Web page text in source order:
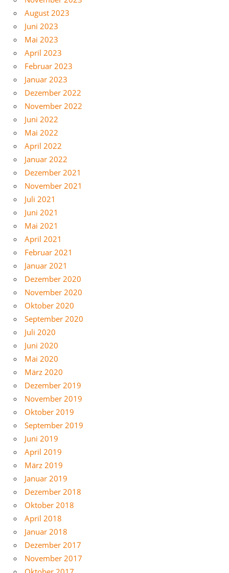
August 2023
Juni 2023
Mai 2023
April 2023
Februar 2023
Januar 2023
Dezember 2022
November 2022
Juni 2022
Mai 2022
April 2022
Januar 2022
Dezember 2021
November 2021
Juli 2021
Juni 2021
Mai 2021
April 2021
Februar 2021
Januar 2021
Dezember 2020
November 2020
Oktober 2020
September 2020
Juli 2020
Juni 2020
Mai 2020
März 2020
Dezember 2019
November 2019
Oktober 2019
September 2019
Juni 2019
April 2019
März 2019
Januar 2019
Dezember 2018
Oktober 2018
April 2018
Januar 2018
Dezember 2017
November 2017